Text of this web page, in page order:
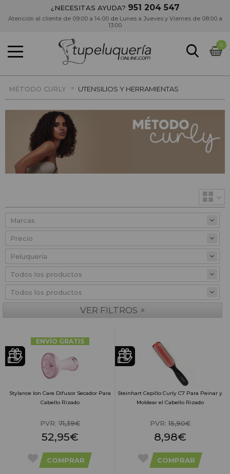
¿NECESITAS AYUDA? 951 204 547
Atención al cliente de 09:00 a 14:00 de Lunes a Jueves y Viernes de 08:00 a
13:00
0
MÉTODO CURLY » UTENSILIOS Y HERRAMIENTAS
Precio
VER FILTROS »
ENVÍO GRATIS
Stylance Ion Care Difusor Secador Para
Cabello Rizado
PVR:71,39€
52,95€
COMPRAR
Steinhart Cepillo Curly C7 Para Peinar y
Moldear el Cabello Rizado
PVR:15,90€
8,98€
COMPRAR